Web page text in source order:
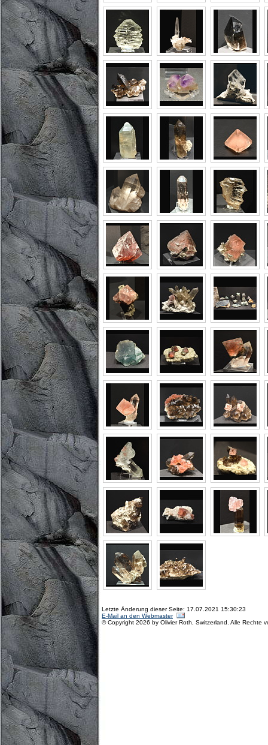
Letzte Änderung dieser Seite: 17.07.2021 15:30:23
E-Mail an den Webmaster
© Copyright 2026 by Olivier Roth, Switzerland. Alle Rechte